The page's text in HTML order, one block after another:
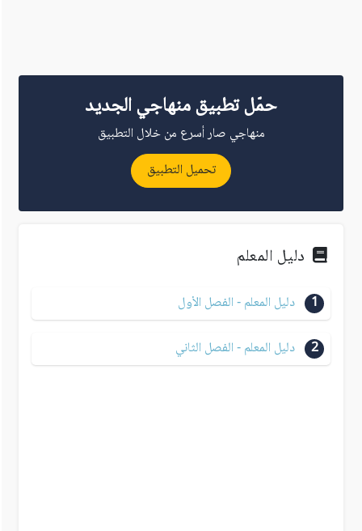
حمّل تطبيق منهاجي الجديد
منهاجي صار أسرع من خلال التطبيق
تحميل التطبيق
دليل المعلم
1 دليل المعلم - الفصل الأول
2 دليل المعلم - الفصل الثاني